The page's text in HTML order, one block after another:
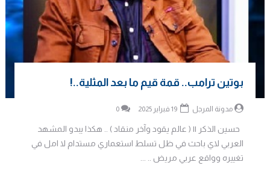
بوتين ترامب.. قمة قيم ما بعد المثلية..!
مدونة المرجل 0
حسين الذكر || ( عالم يقود وآخر منقاد ) .. هكذا يبدو المشهد
العربي لاي باحث في ظل تسلط استعماري مستدام لا امل في
تغييره وواقع عربي مريض .. ...